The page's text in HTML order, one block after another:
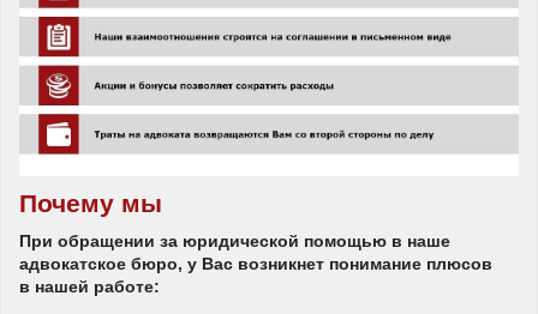
Почему мы
При обращении за юридической помощью в наше
адвокатское бюро, у Вас возникнет понимание плюсов
в нашей работе: